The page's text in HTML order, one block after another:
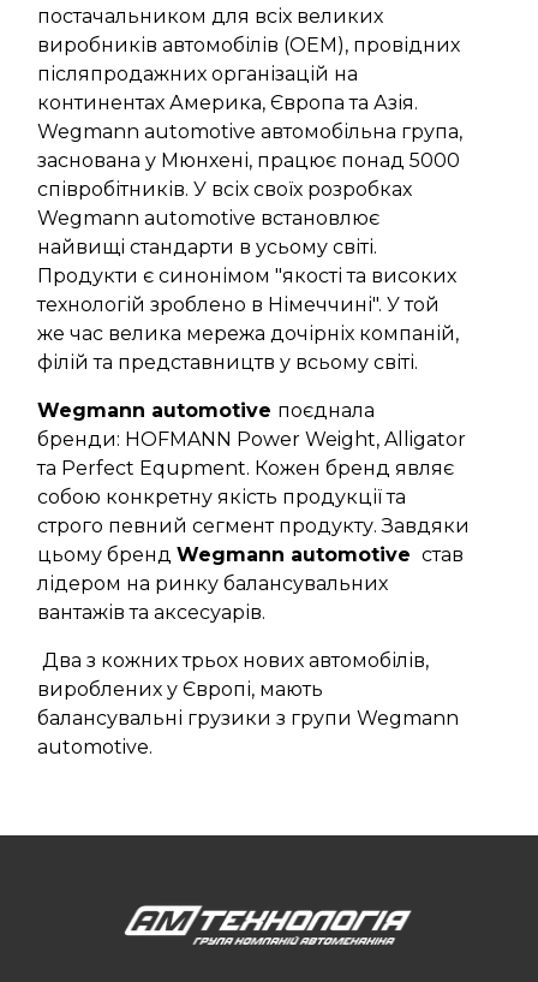
постачальником для всіх великих
виробників автомобілів (OEM), провідних
післяпродажних організацій на
континентах Америка, Європа та Азія.
Wegmann automotive автомобільна група,
заснована у Мюнхені, працює понад 5000
співробітників. У всіх своїх розробках
Wegmann automotive встановлює
найвищі стандарти в усьому світі.
Продукти є синонімом "якості та високих
технологій зроблено в Німеччині". У той
же час велика мережа дочірніх компаній,
філій та представництв у всьому світі.
Wegmann automotive поєднала
бренди: HOFMANN Power Weight, Alligator
та Perfect Equpment. Кожен бренд являє
собою конкретну якість продукції та
строго певний сегмент продукту. Завдяки
цьому бренд Wegmann automotive став
лідером на ринку балансувальних
вантажів та аксесуарів.
Два з кожних трьох нових автомобілів,
вироблених у Європі, мають
балансувальні грузики з групи Wegmann
automotive.